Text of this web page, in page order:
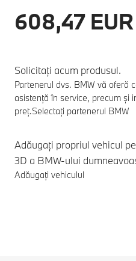
608,47 EUR
Solicitați acum produsul.
Partenerul dvs. BMW vă oferă
asistență în service, precum și
preț.Selectați partenerul BMW
Adăugați propriul vehicul
3D a BMW-ului
Adăugați vehiculul